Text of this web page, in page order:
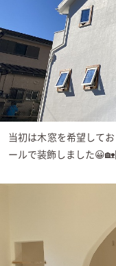
会社情報
コラム
お知らせ
当初は木窓を希望して
ールで装飾しました